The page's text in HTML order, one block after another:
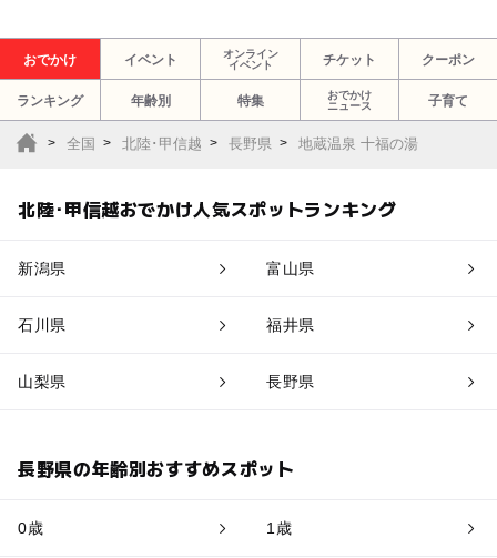
おでかけ イベント
オンライン
イベント
チケット クーポン
ランキング 年齢別 特集
おでかけ
ニュース
子育て
全国 北陸･甲信越 長野県 地蔵温泉 十福の湯
北陸･甲信越おでかけ人気スポットランキング
新潟県 富山県
石川県 福井県
山梨県 長野県
長野県の年齢別おすすめスポット
0歳 1歳